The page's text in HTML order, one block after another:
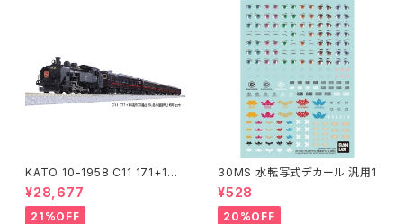
KATO 10-1958 C11 171+14
系｢SL冬の湿原号｣ 6両セット
特企品 Nゲージ 鉄道模型 北海
道（新品 在庫品）
¥28,677
21%OFF
30MS 水転写式デカール 汎用1
¥528
20%OFF